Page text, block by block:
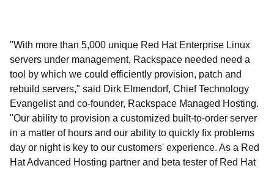
"With more than 5,000 unique Red Hat Enterprise Linux
servers under management, Rackspace needed need a
tool by which we could efficiently provision, patch and
rebuild servers," said Dirk Elmendorf, Chief Technology
Evangelist and co-founder, Rackspace Managed Hosting.
"Our ability to provision a customized built-to-order server
in a matter of hours and our ability to quickly fix problems
day or night is key to our customers' experience. As a Red
Hat Advanced Hosting partner and beta tester of Red Hat